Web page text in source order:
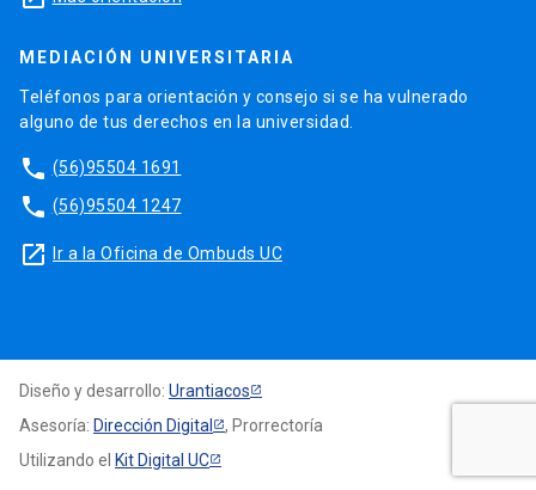
MEDIACIÓN UNIVERSITARIA
Teléfonos para orientación y consejo si se ha vulnerado
alguno de tus derechos en la universidad.
phone (56)95504 1691
phone (56)95504 1247
launch Ir a la Oficina de Ombuds UC
Diseño y desarrollo: Urantiacos
Asesoría: Dirección Digital
, Prorrectoría
Utilizando el Kit Digital UC